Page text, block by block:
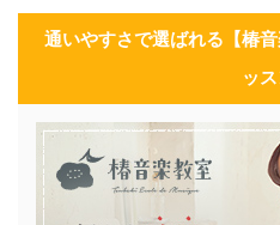
通いやすさで選ばれる【椿
ッ